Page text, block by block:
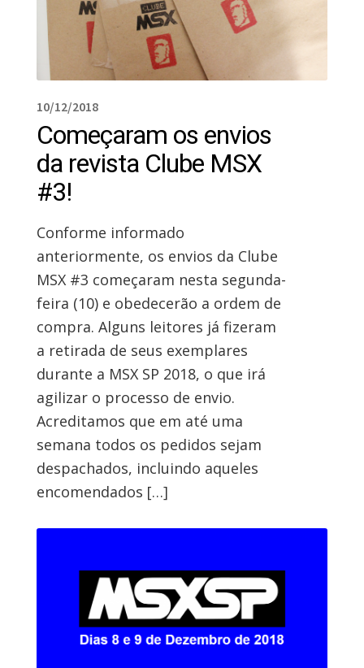
10/12/2018
Começaram os envios
da revista Clube MSX
#3!
Conforme informado
anteriormente, os envios da Clube
MSX #3 começaram nesta segunda-
feira (10) e obedecerão a ordem de
compra. Alguns leitores já fizeram
a retirada de seus exemplares
durante a MSX SP 2018, o que irá
agilizar o processo de envio.
Acreditamos que em até uma
semana todos os pedidos sejam
despachados, incluindo aqueles
encomendados […]